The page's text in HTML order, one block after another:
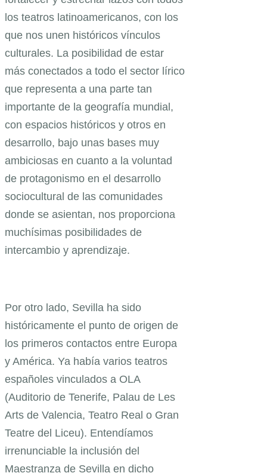
los teatros latinoamericanos, con los
que nos unen históricos vínculos
culturales. La posibilidad de estar
más conectados a todo el sector lírico
que representa a una parte tan
importante de la geografía mundial,
con espacios históricos y otros en
desarrollo, bajo unas bases muy
ambiciosas en cuanto a la voluntad
de protagonismo en el desarrollo
sociocultural de las comunidades
donde se asientan, nos proporciona
muchísimas posibilidades de
intercambio y aprendizaje.
Por otro lado, Sevilla ha sido
históricamente el punto de origen de
los primeros contactos entre Europa
y América. Ya había varios teatros
españoles vinculados a OLA
(Auditorio de Tenerife, Palau de Les
Arts de Valencia, Teatro Real o Gran
Teatre del Liceu). Entendíamos
irrenunciable la inclusión del
Maestranza de Sevilla en dicho